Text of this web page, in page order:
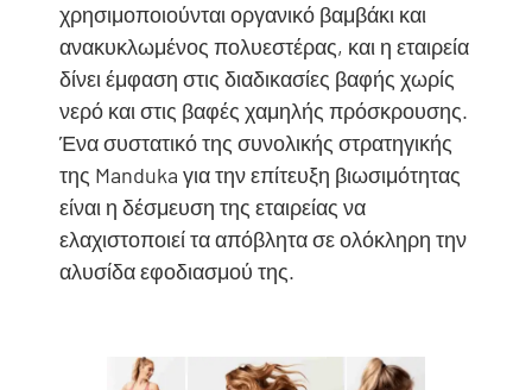
χρησιμοποιούνται οργανικό βαμβάκι και
ανακυκλωμένος πολυεστέρας, και η εταιρεία
δίνει έμφαση στις διαδικασίες βαφής χωρίς
νερό και στις βαφές χαμηλής πρόσκρουσης.
Ένα συστατικό της συνολικής στρατηγικής
της Manduka για την επίτευξη βιωσιμότητας
είναι η δέσμευση της εταιρείας να
ελαχιστοποιεί τα απόβλητα σε ολόκληρη την
αλυσίδα εφοδιασμού της.